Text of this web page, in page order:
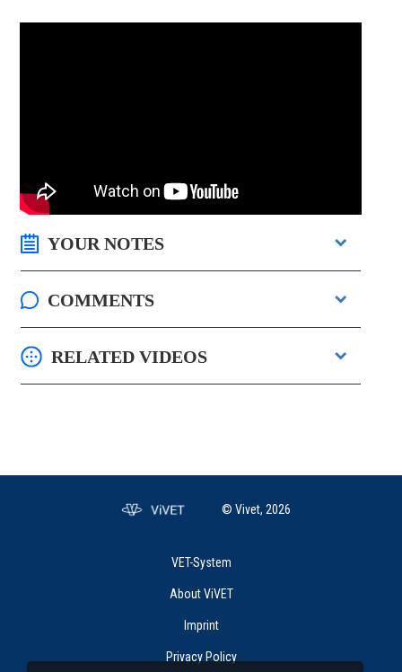
YOUR NOTES
COMMENTS
RELATED VIDEOS
© Vivet, 2026
VET-System
About ViVET
Imprint
Privacy Policy